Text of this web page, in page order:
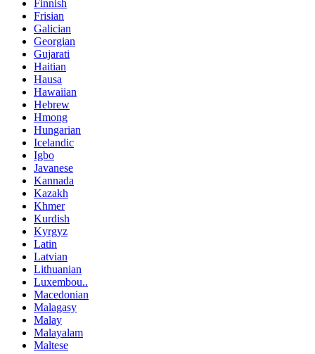
Finnish
Frisian
Galician
Georgian
Gujarati
Haitian
Hausa
Hawaiian
Hebrew
Hmong
Hungarian
Icelandic
Igbo
Javanese
Kannada
Kazakh
Khmer
Kurdish
Kyrgyz
Latin
Latvian
Lithuanian
Luxembou..
Macedonian
Malagasy
Malay
Malayalam
Maltese